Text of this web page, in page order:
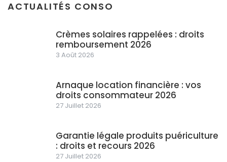
ACTUALITÉS CONSO
Crèmes solaires rappelées : droits
remboursement 2026
3 Août 2026
Arnaque location financière : vos
droits consommateur 2026
27 Juillet 2026
Garantie légale produits puériculture
: droits et recours 2026
27 Juillet 2026